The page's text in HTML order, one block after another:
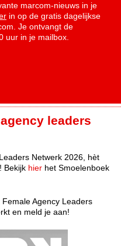
marcom-nieuws in je
in op de gratis dagelijkse
Je ontvangt de
uur in je mailbox.
leaders
Netwerk 2026, hèt
Bekijk hier het Smoelenboek
Agency Leaders
en meld je aan!